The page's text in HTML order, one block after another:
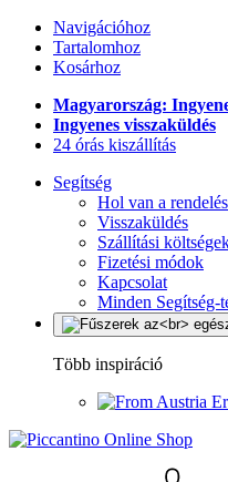
Navigációhoz
Tartalomhoz
Kosárhoz
Magyarország:
Ingyenes visszaküldés
24 órás kiszállítás
Segítség
Hol van a
Visszaküldés
Szállítási
Fizetési módok
Kapcsolat
Minden Segítség-
Több inspiráció